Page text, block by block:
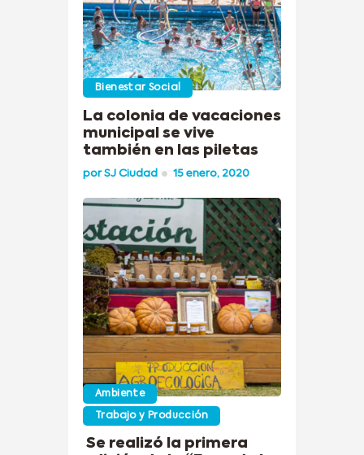
Bienestar Social
La colonia de vacaciones
municipal se vive
también en las piletas
porSJ Ciudad 15 enero, 2020
Ambiente
Trabajo y Producción
Se realizó la primera